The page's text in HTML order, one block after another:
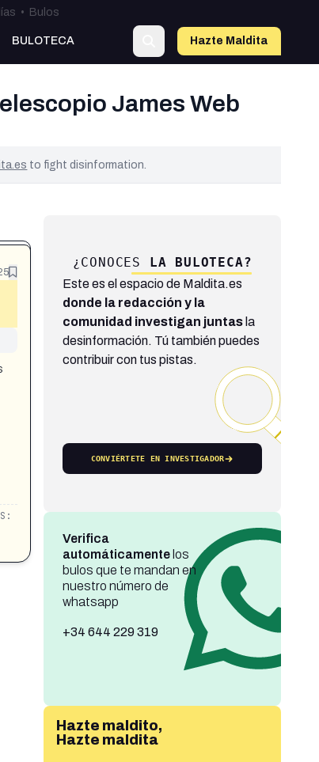
• Bulos
BULOTECA Hazte Maldita
James Web
to fight disinformation.
¿CONOCES LA BULOTECA?
Este es el espacio de Maldita.es
donde la redacción y la
comunidad investigan juntasla
desinformación. Tú también puedes
contribuir con tus pistas.
CONVIÉRTETE EN INVESTIGADOR
Verifica
automáticamentelos
bulos que te mandan en
nuestro número de
whatsapp
+34 644 229 319
Hazte maldito,
Hazte maldita